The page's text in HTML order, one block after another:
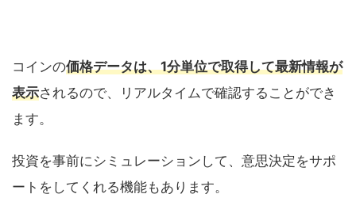
コインの価格データは、1分単位で取得して最新情報が
表示されるので、リアルタイムで確認することができ
ます。
投資を事前にシミュレーションして、意思決定をサポ
ートをしてくれる機能もあります。